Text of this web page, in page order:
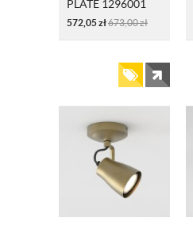
PLATE 1296001
572,05zł673,00zł